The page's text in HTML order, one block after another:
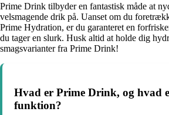
Prime Drink tilbyder en fantastisk måde at
velsmagende drik på. Uanset om du
Prime Hydration, er du garanteret en
du tager en slurk. Husk altid at holde dig
smagsvarianter fra Prime Drink!
Hvad er Prime Drink, og hvad
funktion?